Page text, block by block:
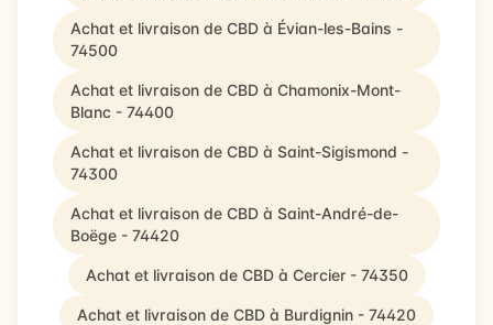
Achat et livraison de CBD à Évian-les-Bains -
74500
Achat et livraison de CBD à Chamonix-Mont-
Blanc - 74400
Achat et livraison de CBD à Saint-Sigismond -
74300
Achat et livraison de CBD à Saint-André-de-
Boëge - 74420
Achat et livraison de CBD à Cercier - 74350
Achat et livraison de CBD à Burdignin - 74420